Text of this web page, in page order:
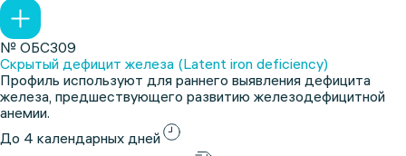
№ ОБС309
Скрытый дефицит железа (Latent iron deficiency)
Профиль используют для раннего выявления дефицита
железа, предшествующего развитию железодефицитной
анемии.
До 4 календарных дней